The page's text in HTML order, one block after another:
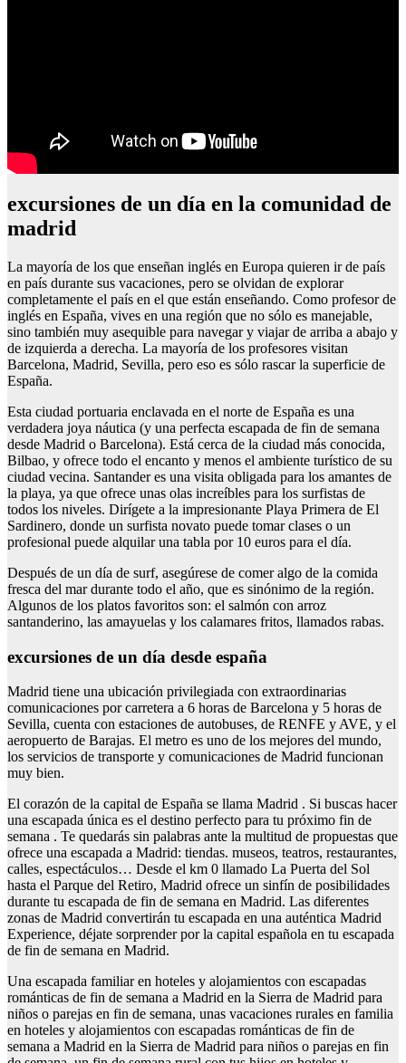
excursiones de un día en la comunidad de
madrid
La mayoría de los que enseñan inglés en Europa quieren ir de país
en país durante sus vacaciones, pero se olvidan de explorar
completamente el país en el que están enseñando. Como profesor de
inglés en España, vives en una región que no sólo es manejable,
sino también muy asequible para navegar y viajar de arriba a abajo y
de izquierda a derecha. La mayoría de los profesores visitan
Barcelona, Madrid, Sevilla, pero eso es sólo rascar la superficie de
España.
Esta ciudad portuaria enclavada en el norte de España es una
verdadera joya náutica (y una perfecta escapada de fin de semana
desde Madrid o Barcelona). Está cerca de la ciudad más conocida,
Bilbao, y ofrece todo el encanto y menos el ambiente turístico de su
ciudad vecina. Santander es una visita obligada para los amantes de
la playa, ya que ofrece unas olas increíbles para los surfistas de
todos los niveles. Dirígete a la impresionante Playa Primera de El
Sardinero, donde un surfista novato puede tomar clases o un
profesional puede alquilar una tabla por 10 euros para el día.
Después de un día de surf, asegúrese de comer algo de la comida
fresca del mar durante todo el año, que es sinónimo de la región.
Algunos de los platos favoritos son: el salmón con arroz
santanderino, las amayuelas y los calamares fritos, llamados rabas.
excursiones de un día desde españa
Madrid tiene una ubicación privilegiada con extraordinarias
comunicaciones por carretera a 6 horas de Barcelona y 5 horas de
Sevilla, cuenta con estaciones de autobuses, de RENFE y AVE, y el
aeropuerto de Barajas. El metro es uno de los mejores del mundo,
los servicios de transporte y comunicaciones de Madrid funcionan
muy bien.
El corazón de la capital de España se llama Madrid . Si buscas hacer
una escapada única es el destino perfecto para tu próximo fin de
semana . Te quedarás sin palabras ante la multitud de propuestas que
ofrece una escapada a Madrid: tiendas. museos, teatros, restaurantes,
calles, espectáculos… Desde el km 0 llamado La Puerta del Sol
hasta el Parque del Retiro, Madrid ofrece un sinfín de posibilidades
durante tu escapada de fin de semana en Madrid. Las diferentes
zonas de Madrid convertirán tu escapada en una auténtica Madrid
Experience, déjate sorprender por la capital española en tu escapada
de fin de semana en Madrid.
Una escapada familiar en hoteles y alojamientos con escapadas
románticas de fin de semana a Madrid en la Sierra de Madrid para
niños o parejas en fin de semana, unas vacaciones rurales en familia
en hoteles y alojamientos con escapadas románticas de fin de
semana a Madrid en la Sierra de Madrid para niños o parejas en fin